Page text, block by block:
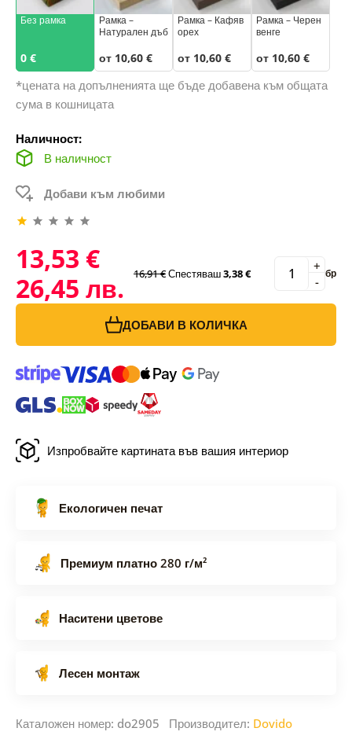
Без рамка
0 €
Рамка –
Натурален дъб
от 10,60 €
Рамка – Кафяв
орех
от 10,60 €
Рамка – Черен
венге
от 10,60 €
*цената на допълненията ще бъде добавена към общата
сума в кошницата
Наличност:
В наличност
Добави към любими
13,53 €
26,45 лв.
16,91 €Спестяваш3,38 € -
+ бр
ДОБАВИ В КОЛИЧКА
Изпробвайте картината във вашия интериор
Екологичен печат
Премиум платно 280 г/м²
Наситени цветове
Лесен монтаж
Каталожен номер: do2905 Производител: Dovido